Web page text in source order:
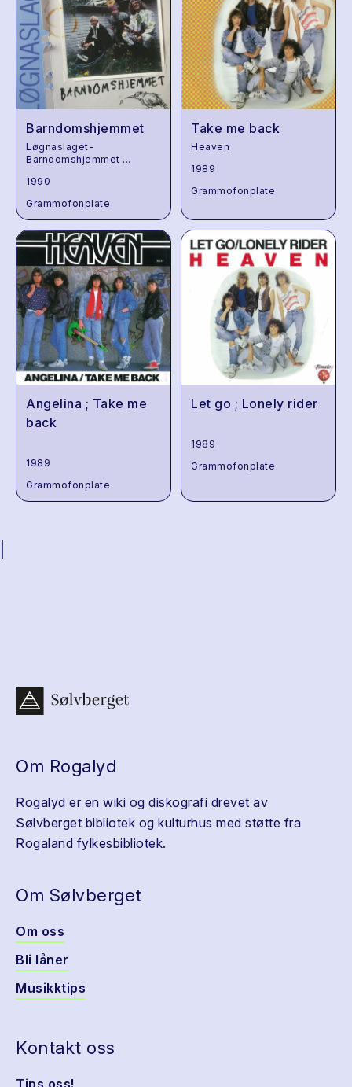
Barndomshjemmet
Løgnaslaget-
Barndomshjemmet ...
1990
Grammofonplate
Take me back
Heaven
1989
Grammofonplate
Angelina ; Take me
back
1989
Grammofonplate
Let go ; Lonely rider
1989
Grammofonplate
Om Rogalyd
Rogalyd er en wiki og diskografi drevet av
Sølvberget bibliotek og kulturhus med støtte fra
Rogaland fylkesbibliotek.
Om Sølvberget
Om oss
Bli låner
Musikktips
Kontakt oss
Tips oss!